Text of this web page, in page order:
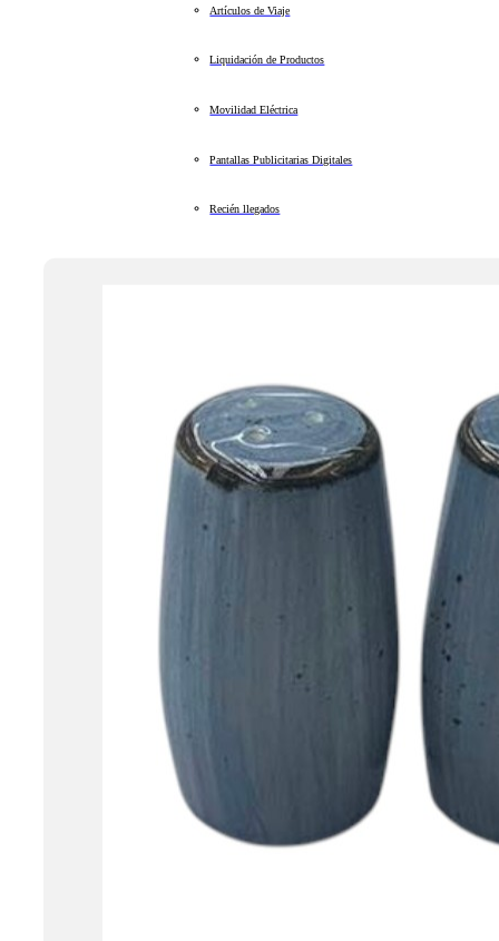
Artículos de Viaje
Liquidación de Productos
Movilidad Eléctrica
Pantallas Publicitarias Digitales
Recién llegados